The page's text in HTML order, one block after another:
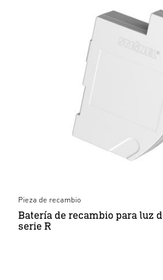
Pieza de recambio
Batería de recambio para luz
serie R